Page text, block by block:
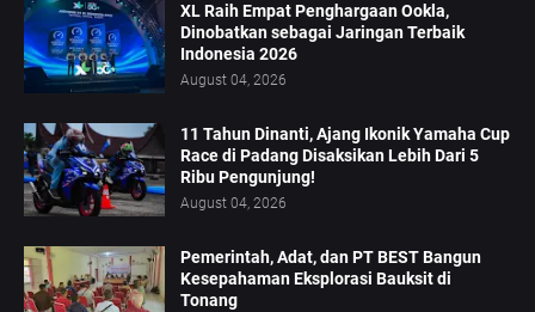
XL Raih Empat Penghargaan Ookla,
Dinobatkan sebagai Jaringan Terbaik
Indonesia 2026
August 04, 2026
11 Tahun Dinanti, Ajang Ikonik Yamaha Cup
Race di Padang Disaksikan Lebih Dari 5
Ribu Pengunjung!
August 04, 2026
Pemerintah, Adat, dan PT BEST Bangun
Kesepahaman Eksplorasi Bauksit di
Tonang